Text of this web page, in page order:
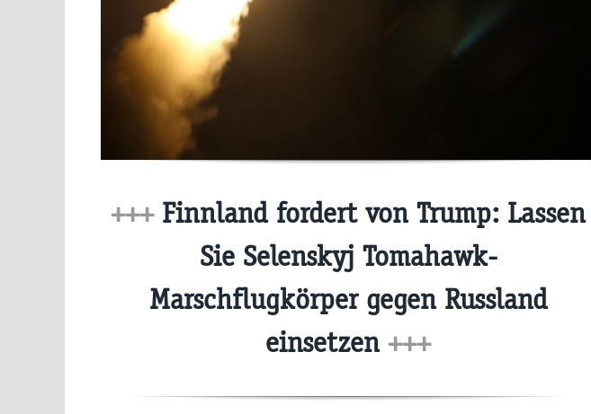
+++Finnland fordert von Trump: Lassen
Sie Selenskyj Tomahawk-
Marschflugkörper gegen Russland
einsetzen +++